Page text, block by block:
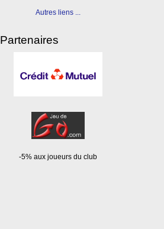
Autres liens ...
Partenaires
-5% aux joueurs du club